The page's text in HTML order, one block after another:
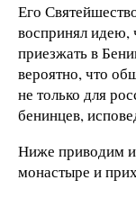
Его
воспринял идею,
приезжать в
вероятно, что
не только для
бенинцев,
Ниже приводим
монастыре и